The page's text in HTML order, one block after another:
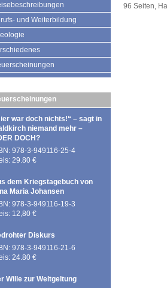
und Weiterbildung
war doch nichts!“ – sagt in
niemand mehr –
DOCH?
978-3-949116-25-4
29.80 €
dem Kriegstagebuch von
Maria Johansen
978-3-949116-19-3
12,80 €
Diskurs
978-3-949116-21-6
24.80 €
Wille zur Weltgeltung
96 Seiten,